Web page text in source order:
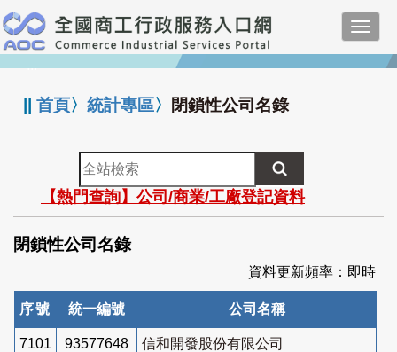
跳
到
主
要
:::
||首頁〉統計專區〉 閉鎖性公司名錄
全
站
檢
索
【熱門查詢】公司/商業/工廠登記資料
閉鎖性公司名錄
資料更新頻率：即時
序號 統一編號 公司名稱
7101 93577648 信和開發股份有限公司